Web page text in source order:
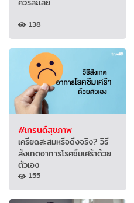
138
#เทรนด์สุขภาพ
เครียดสะสมหรือดิ่งจริง? วิธี
สังเกตอาการโรคซึมเศร้าด้วย
ตัวเอง
155